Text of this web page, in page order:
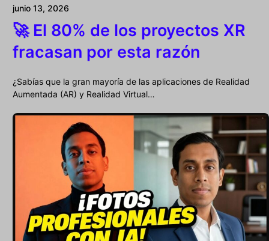
junio 13, 2026
🚀 El 80% de los proyectos XR
fracasan por esta razón
¿Sabías que la gran mayoría de las aplicaciones de Realidad
Aumentada (AR) y Realidad Virtual…